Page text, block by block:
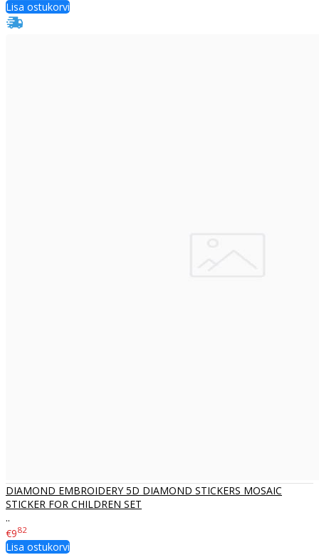
Lisa ostukorvi
DIAMOND EMBROIDERY 5D DIAMOND STICKERS MOSAIC
STICKER FOR CHILDREN SET
..
€982
Lisa ostukorvi